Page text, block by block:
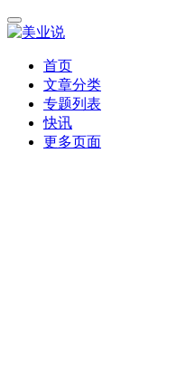
首页
文章分类
专题列表
快讯
更多页面